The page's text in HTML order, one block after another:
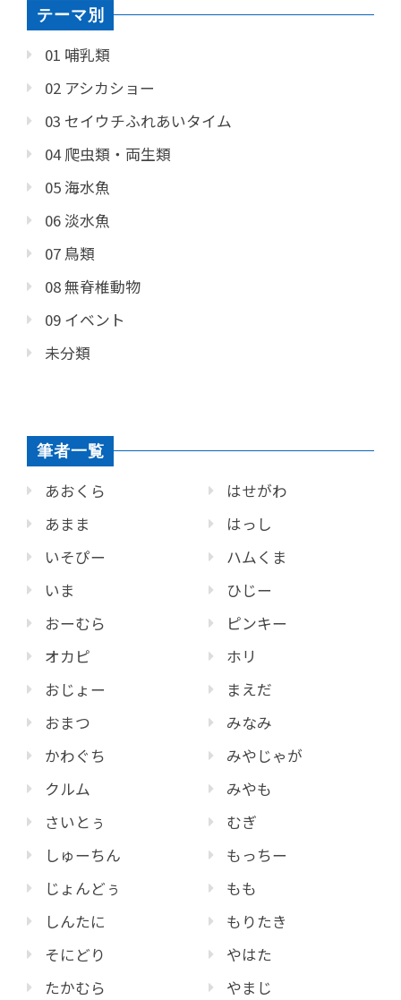
テーマ別
01 哺乳類
02 アシカショー
03 セイウチふれあいタイム
04 爬虫類・両生類
05 海水魚
06 淡水魚
07 鳥類
08 無脊椎動物
09 イベント
未分類
筆者一覧
あおくら
あまま
いそぴー
いま
おーむら
オカピ
おじょー
おまつ
かわぐち
クルム
さいとぅ
しゅーちん
じょんどぅ
しんたに
そにどり
たかむら
はせがわ
はっし
ハムくま
ひじー
ピンキー
ホリ
まえだ
みなみ
みやじゃが
みやも
むぎ
もっちー
もも
もりたき
やはた
やまじ